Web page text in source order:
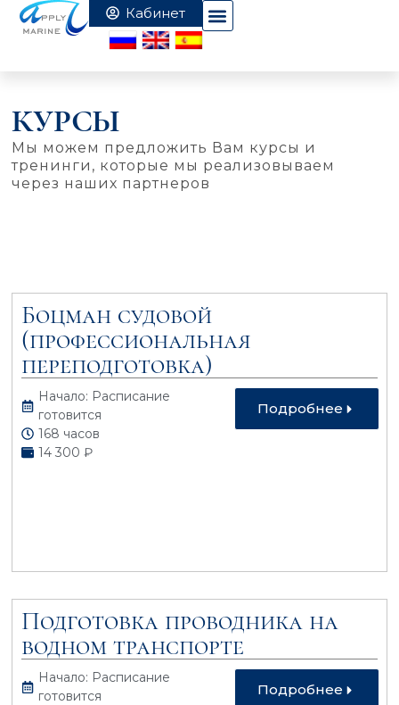
КУРСЫ
Мы можем предложить Вам курсы и
тренинги, которые мы реализовываем
через наших партнеров
Боцман судовой
(профессиональная
переподготовка)
Начало: Расписание
готовится
168 часов
14 300 ₽
Подробнее
Подготовка проводника на
водном транспорте
Начало: Расписание
готовится
Подробнее